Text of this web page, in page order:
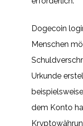
Dogecoin
Menschen
Urkunde
dem Konto